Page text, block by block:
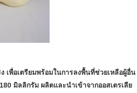
เพื่อเตรียมพร้อมในการลงพื้นที่ช่วยเหลือผู้อื่น
มิลลิกรัม ผลิตและนำเข้าจากออสเตรเลีย